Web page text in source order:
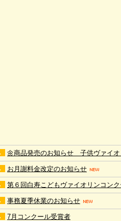
🌼商品発売のお知らせ 子供ヴァイ
お月謝料金改定のお知らせ
第６回白寿こどもヴァイオリンコン
事務夏季休業のお知らせ
7月コンクール受賞者